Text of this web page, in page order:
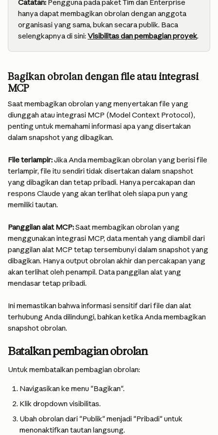
Catatan: Pengguna pada paket Tim dan Enterprise
hanya dapat membagikan obrolan dengan anggota
organisasi yang sama, bukan secara publik. Baca
selengkapnya di sini: Visibilitas dan pembagian proyek.
Bagikan obrolan dengan file atau integrasi
MCP
Saat membagikan obrolan yang menyertakan file yang
diunggah atau integrasi MCP (Model Context Protocol),
penting untuk memahami informasi apa yang disertakan
dalam snapshot yang dibagikan.
File terlampir: Jika Anda membagikan obrolan yang berisi file
terlampir, file itu sendiri tidak disertakan dalam snapshot
yang dibagikan dan tetap pribadi. Hanya percakapan dan
respons Claude yang akan terlihat oleh siapa pun yang
memiliki tautan.
Panggilan alat MCP: Saat membagikan obrolan yang
menggunakan integrasi MCP, data mentah yang diambil dari
panggilan alat MCP tetap tersembunyi dalam snapshot yang
dibagikan. Hanya output obrolan akhir dan percakapan yang
akan terlihat oleh penampil. Data panggilan alat yang
mendasar tetap pribadi.
Ini memastikan bahwa informasi sensitif dari file dan alat
terhubung Anda dilindungi, bahkan ketika Anda membagikan
snapshot obrolan.
Batalkan pembagian obrolan
Untuk membatalkan pembagian obrolan:
Navigasikan ke menu "Bagikan".
Klik dropdown visibilitas.
Ubah obrolan dari "Publik" menjadi "Pribadi" untuk
menonaktifkan tautan langsung.